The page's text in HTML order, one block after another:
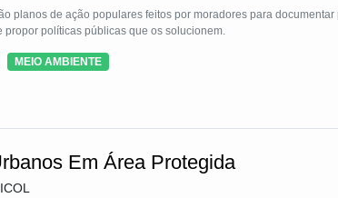
planos de ação populares feitos por moradores para documentar
políticas públicas que os solucionem.
MEIO AMBIENTE
Em Área Protegida